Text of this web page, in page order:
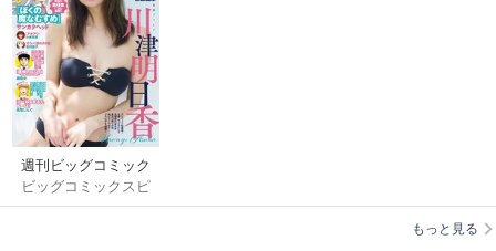
週刊ビッグコミック
スピリッツ
ビッグコミックスピ
リッツ編集部
もっと見る